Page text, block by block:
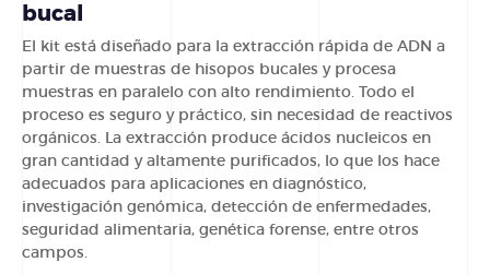
bucal
El kit está diseñado para la extracción rápida de ADN a
partir de muestras de hisopos bucales y procesa
muestras en paralelo con alto rendimiento. Todo el
proceso es seguro y práctico, sin necesidad de reactivos
orgánicos. La extracción produce ácidos nucleicos en
gran cantidad y altamente purificados, lo que los hace
adecuados para aplicaciones en diagnóstico,
investigación genómica, detección de enfermedades,
seguridad alimentaria, genética forense, entre otros
campos.